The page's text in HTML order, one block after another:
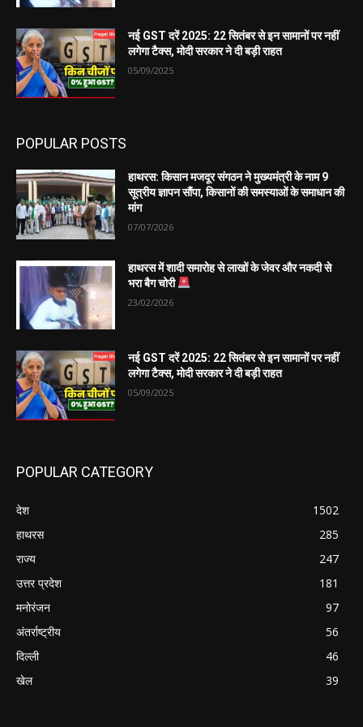
नई GST दरें 2025: 22 सितंबर से इन सामानों पर नहीं
लगेगा टैक्स, मोदी सरकार ने दी बड़ी राहत
05/09/2025
POPULAR POSTS
हाथरस: किसान मजदूर संगठन ने मुख्यमंत्री के नाम 9
सूत्रीय ज्ञापन सौंपा, किसानों की समस्याओं के समाधान की
मांग
07/07/2026
हाथरस में शादी समारोह से लाखों के जेवर और नकदी से
भरा बैग चोरी
23/02/2026
नई GST दरें 2025: 22 सितंबर से इन सामानों पर नहीं
लगेगा टैक्स, मोदी सरकार ने दी बड़ी राहत
05/09/2025
POPULAR CATEGORY
देश
1502
हाथरस
285
राज्य
247
उत्तर प्रदेश
181
मनोरंजन
97
अंतर्राष्ट्रीय
56
दिल्ली
46
खेल
39